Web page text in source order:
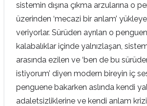
sistemin dışına çıkma arzularına o
üzerinden ‘mecazi bir anlam’
veriyorlar. Sürüden ayrılan o
kalabalıklar içinde yalnızlaşan,
arasında ezilen ve ‘ben de bu
istiyorum’ diyen modern bireyin iç
penguene bakarken aslında kendi
adaletsizliklerine ve kendi anlam